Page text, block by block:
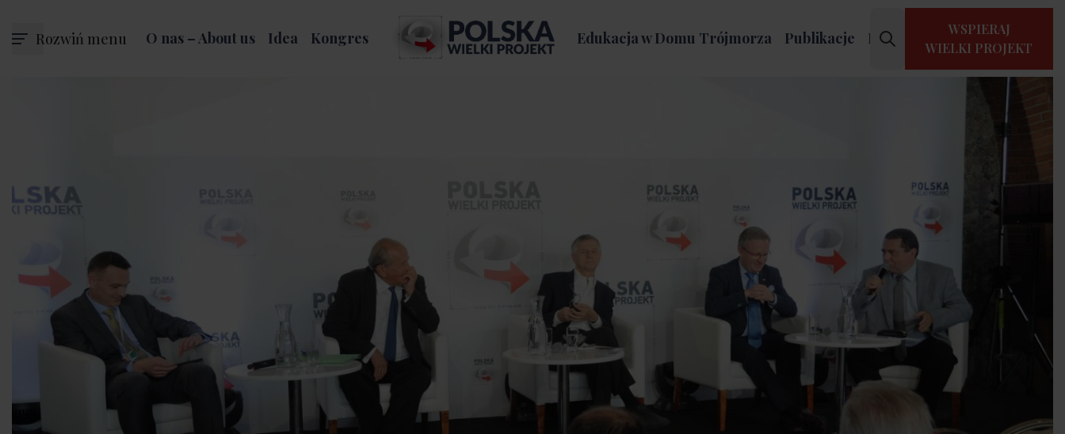
Rozwiń menu O nas – About us Idea Kongres Edukacja w Domu Trójmorza Publikacje Kontakt
WSPIERAJ
WIELKI PROJEKT